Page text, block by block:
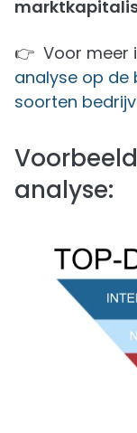
👉 Voor meer
analyse op de
soorten
analyse: